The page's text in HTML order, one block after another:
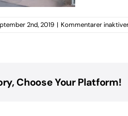
2nd, 2019 | Kommentarer
Choose Your Platform!